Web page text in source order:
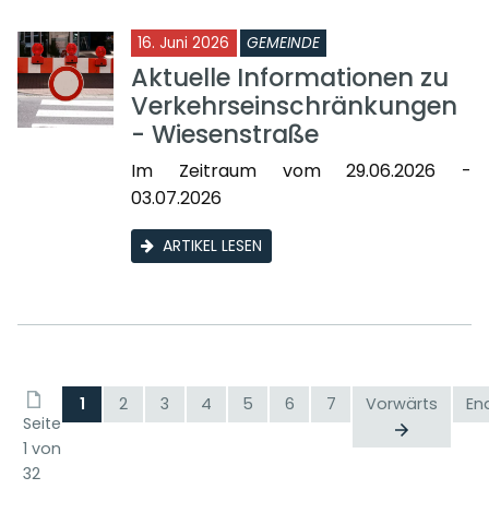
16. Juni 2026 GEMEINDE
Aktuelle Informationen zu
Verkehrseinschränkungen
- Wiesenstraße
Im Zeitraum vom 29.06.2026 -
03.07.2026
ARTIKEL LESEN
Seite
1 von
32
1 2 3 4 5 6 7 Vorwärts